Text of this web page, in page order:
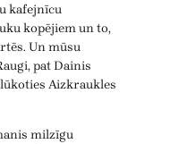
kafejnīcu
kopējiem un to,
Un mūsu
pat Dainis
Aizkraukles
milzīgu